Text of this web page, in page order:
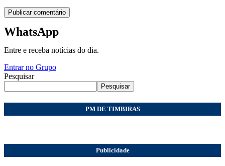
WhatsApp
Entre e receba notícias do dia.
Entrar no Grupo
Pesquisar
Pesquisar
PM DE TIMBIRAS
Publicidade